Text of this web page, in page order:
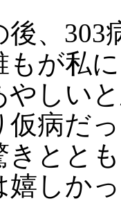
後、303
もが私
やしい
仮病だ
きとと
嬉しか